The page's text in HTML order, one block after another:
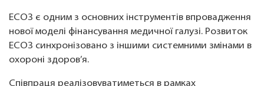
ЕСОЗ є одним з основних інструментів впровадження
нової моделі фінансування медичної галузі. Розвиток
ЕСОЗ синхронізовано з іншими системними змінами в
охороні здоров’я.
Співпраця реалізовуватиметься в рамках